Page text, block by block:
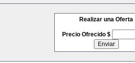
Realizar una Oferta
Precio Ofrecido $